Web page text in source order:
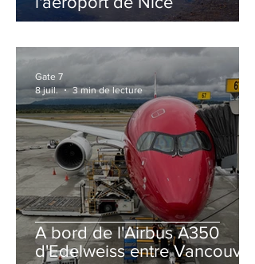
A bord de l'Airbus A350
d'Edelweiss entre Vancouver
Gate 7
8 juil.
3 min de lecture